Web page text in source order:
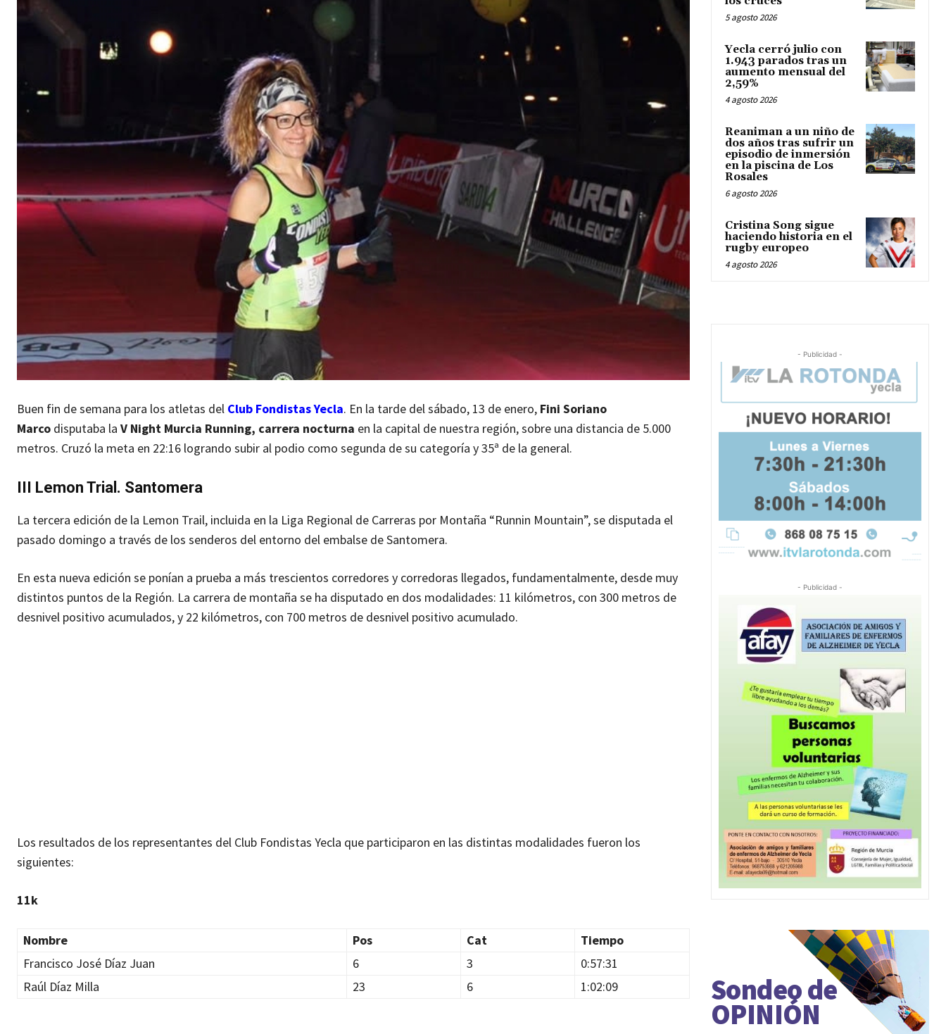
Buen fin de semana para los atletas del Club Fondistas Yecla. En la tarde del sábado, 13 de enero, Fini Soriano
Marco disputaba la V Night Murcia Running, carrera nocturna en la capital de nuestra región, sobre una distancia de 5.000
metros. Cruzó la meta en 22:16 logrando subir al podio como segunda de su categoría y 35ª de la general.
III Lemon Trial. Santomera
La tercera edición de la Lemon Trail, incluida en la Liga Regional de Carreras por Montaña “Runnin Mountain”, se disputada el
pasado domingo a través de los senderos del entorno del embalse de Santomera.
En esta nueva edición se ponían a prueba a más trescientos corredores y corredoras llegados, fundamentalmente, desde muy
distintos puntos de la Región. La carrera de montaña se ha disputado en dos modalidades: 11 kilómetros, con 300 metros de
desnivel positivo acumulados, y 22 kilómetros, con 700 metros de desnivel positivo acumulado.
Los resultados de los representantes del Club Fondistas Yecla que participaron en las distintas modalidades fueron los
siguientes:
11k
Nombre Pos Cat
Tiempo
Francisco José Díaz Juan
6 3
0:57:31
Raúl Díaz Milla
23 6 1:02:09
5 agosto 2026
Yecla cerró julio con
1.943 parados tras un
aumento mensual del
2,59%
4 agosto 2026
Reaniman a un niño de
dos años tras sufrir un
episodio de inmersión
en la piscina de Los
Rosales
6 agosto 2026
Cristina Song sigue
haciendo historia en el
rugby europeo
4 agosto 2026
- Publicidad -
- Publicidad -
Sondeo de
OPINIÓN